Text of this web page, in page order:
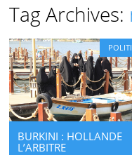
Tag Archives:
BURKINI : HOLLANDE
L’ARBITRE